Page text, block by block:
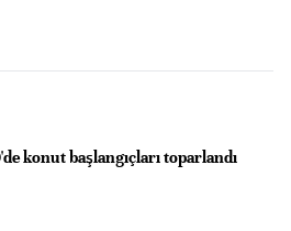
konut başlangıçları toparlandı